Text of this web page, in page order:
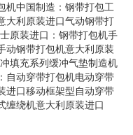
机中国制造：钢带打包工
大利原装进口气动钢带打
原装进口：钢带打包机手
动钢带打包机意大利原装
填充系列缓冲气垫制造机
自动穿带打包机电动穿带
进口移动框架型自动穿带
缠绕机意大利原装进口